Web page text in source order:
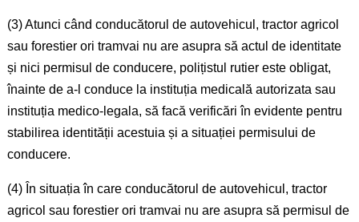
(3) Atunci când conducătorul de autovehicul, tractor agricol
sau forestier ori tramvai nu are asupra să actul de identitate
și nici permisul de conducere, polițistul rutier este obligat,
înainte de a-l conduce la instituția medicală autorizata sau
instituția medico-legala, să facă verificări în evidente pentru
stabilirea identității acestuia și a situației permisului de
conducere.
(4) În situația în care conducătorul de autovehicul, tractor
agricol sau forestier ori tramvai nu are asupra să permisul de